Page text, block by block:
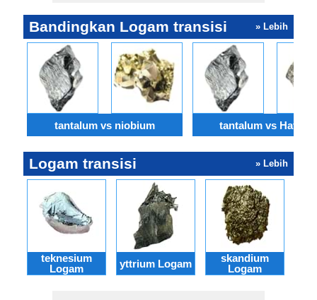
Bandingkan Logam transisi » Lebih
tantalum vs niobium tantalum vs
Logam transisi » Lebih
teknesium
Logam
yttrium Logam
skandium
Logam